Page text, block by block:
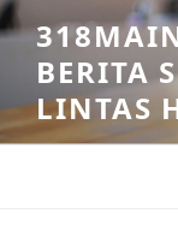
Skip
to
contentBERITA
LINTAS